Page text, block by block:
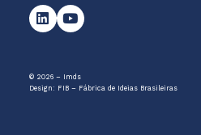
© 2026 – Imds
Design: FIB – Fábrica de Ideias Brasileiras